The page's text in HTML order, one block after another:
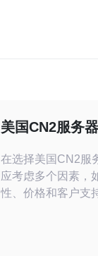
美国CN2服务
在选择美国CN2服
应考虑多个因素，
性、价格和客户支